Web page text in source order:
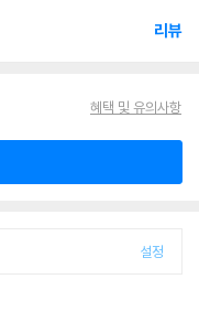
리뷰
혜택 및 유의사항
설정